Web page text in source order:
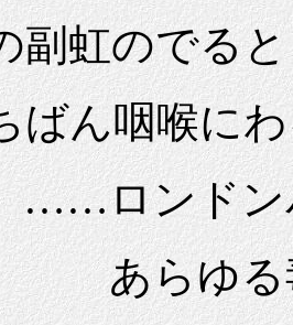
のでると
咽喉にわ
ンパー
毒剤の